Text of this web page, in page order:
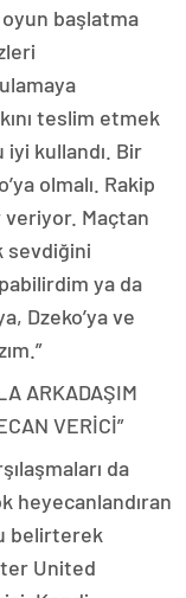
başlatma
teslim etmek
kullandı. Bir
olmalı. Rakip
veriyor. Maçtan
sevdiğini
ya da
Dzeko’ya ve
ARKADAŞIM
VERİCİ”
da
heyecanlandıran
belirterek
United